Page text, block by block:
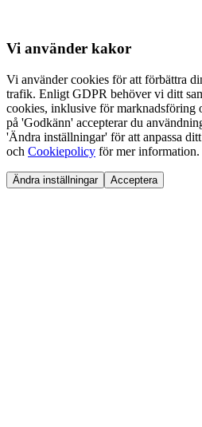
Vi använder kakor
Vi använder cookies för att förbättra
trafik. Enligt GDPR behöver vi ditt
cookies, inklusive för marknadsföring
på 'Godkänn' accepterar du
'Ändra inställningar' för att anpassa
och Cookiepolicy för mer information.
Ändra inställningar Acceptera